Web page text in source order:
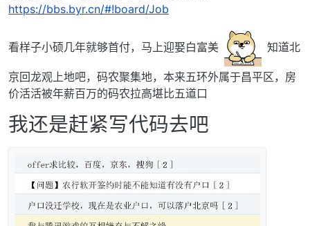
https://bbs.byr.cn/#!board/Job
看样子小硕几年就够首付，马上迎娶白富美 知道北
京回龙观上地吧，码农聚集地，本来五环外属于昌平区，房
价活活被年薪百万的码农拉高堪比五道口
我还是赶紧写代码去吧